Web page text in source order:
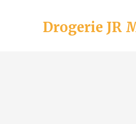
Drogerie JR